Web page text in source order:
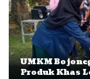
UMKM
Produk Khas